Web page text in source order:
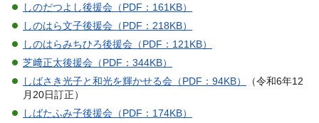
しのだつよし後援会（PDF：161KB）
しのはら文子後援会（PDF：218KB）
しのはらみちひろ後援会（PDF：121KB）
芝﨑正太後援会（PDF：344KB）
しばさき光子と和光を輝かせる会（PDF：94KB）
（令和6年12
月20日訂正）
しばたふみ子後援会（PDF：174KB）